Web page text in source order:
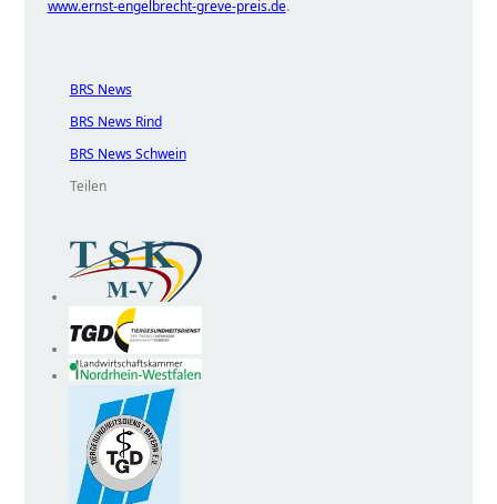
www.ernst-engelbrecht-greve-preis.de.
BRS News
BRS News Rind
BRS News Schwein
Teilen